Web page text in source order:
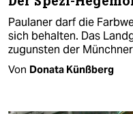
Paulaner darf die
sich behalten. Das
zugunsten der
Von Donata Künßberg